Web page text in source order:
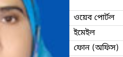
ওয়েব পোর্টল
ইমেইল
ফোন (অফিস)